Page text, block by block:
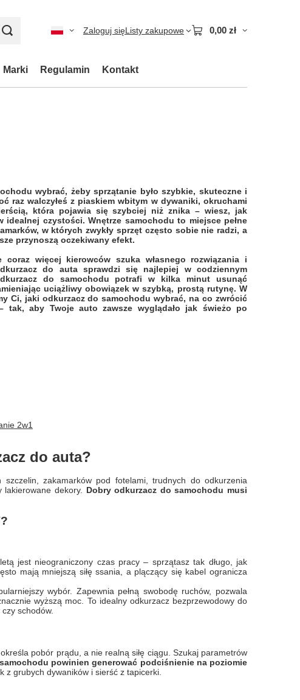
Zaloguj sięListy zakupowe 0,00 zł
Marki Regulamin Kontakt
wybrać, żeby sprzątanie było szybkie, skuteczne i
raz walczyłeś z piaskiem wbitym w dywaniki, okruchami
która pojawia się szybciej niż znika – wiesz, jak
idealnej czystości. Wnętrze samochodu to miejsce pełne
w których zwykły sprzęt często sobie nie radzi, a
przynoszą oczekiwany efekt.
coraz więcej kierowców szuka własnego rozwiązania i
do auta sprawdzi się najlepiej w codziennym
do samochodu potrafi w kilka minut usunąć
uciążliwy obowiązek w szybką, prostą rutynę. W
Ci, jaki odkurzacz do samochodu wybrać, na co zwrócić
aby Twoje auto zawsze wyglądało jak świeżo po
2w1
do auta?
zakamarków pod fotelami, trudnych do odkurzenia
lakierowane dekory. Dobry odkurzacz do samochodu musi
jest nieograniczony czas pracy – sprzątasz tak długo, jak
mają mniejszą siłę ssania, a plączący się kabel ogranicza
wybór. Zapewnia pełną swobodę ruchów, pozwala
wyższą moc. To idealny odkurzacz bezprzewodowy do
schodów.
pobór prądu, a nie realną siłę ciągu. Szukaj parametrów
powinien generować podciśnienie na poziomie
z grubych dywaników i sierść z tapicerki.